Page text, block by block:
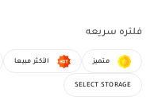
فلتره سريعه
متميز الأكثر مبيعا
SELECT STORAGE